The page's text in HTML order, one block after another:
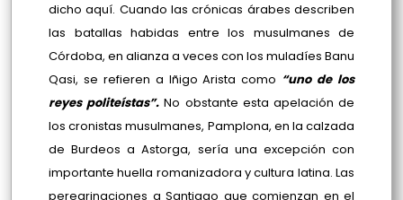
dicho aquí. Cuando las crónicas árabes describen
las batallas habidas entre los musulmanes de
Córdoba, en alianza a veces con los muladíes Banu
Qasi, se refieren a Iñigo Arista como “uno de los
reyes politeístas”. No obstante esta apelación de
los cronistas musulmanes, Pamplona, en la calzada
de Burdeos a Astorga, sería una excepción con
importante huella romanizadora y cultura latina. Las
peregrinaciones a Santiago que comienzan en el